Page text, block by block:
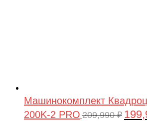
Машинокомплект
200K-2 PRO 209,990₽